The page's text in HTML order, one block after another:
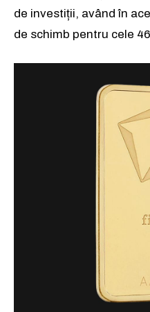
de investiții, având în
de schimb pentru cele